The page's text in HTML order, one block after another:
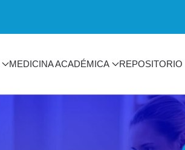
MEDICINA ACADÉMICA REPOSITORIO